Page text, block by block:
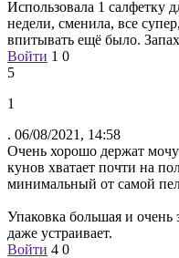
Использовала 1 салфетку
недели, сменила, все
впитывать ещё было.
Войти 1 0
5
1
. 06/08/2021, 14:58
Очень хорошо держат
кунов хватает почти на
минимальный от самой
Упаковка большая и очень
даже устраивает.
Войти 4 0